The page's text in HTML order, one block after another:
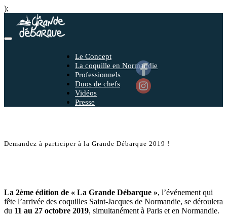
);
Toggle
Le Concept
La coquille en Normandie
Professionnels
Duos de chefs
Vidéos
Presse
Demandez à participer à la Grande Débarque 2019 !
La 2ème édition de « La Grande Débarque », l’événement qui
fête l’arrivée des coquilles Saint-Jacques de Normandie, se déroulera
du 11 au 27 octobre 2019, simultanément à Paris et en Normandie.